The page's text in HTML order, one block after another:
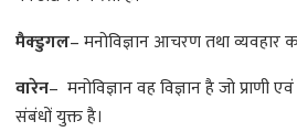
मैक्डुगल– मनोविज्ञान आचरण तथा व्यवहार
वारेन– मनोविज्ञान वह विज्ञान है जो प्राणी
संबंधों युक्त है।